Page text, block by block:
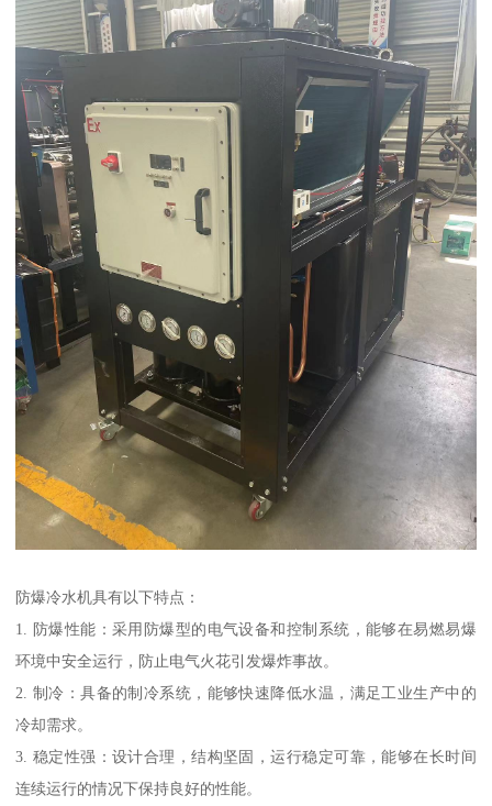
防爆冷水机具有以下特点：
1. 防爆性能：采用防爆型的电气设备和控制系统，能够在易燃易爆
环境中安全运行，防止电气火花引发爆炸事故。
2. 制冷：具备的制冷系统，能够快速降低水温，满足工业生产中的
冷却需求。
3. 稳定性强：设计合理，结构坚固，运行稳定可靠，能够在长时间
连续运行的情况下保持良好的性能。